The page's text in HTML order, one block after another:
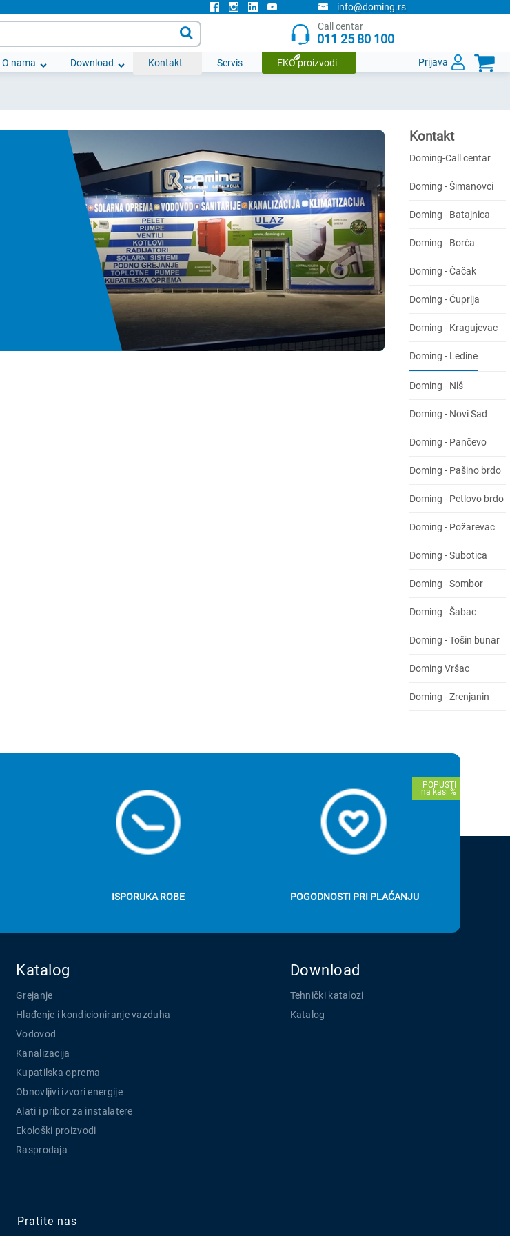
info@doming.rs
Call centar
011 25 80 100
Prijava
O nama Download Kontakt Servis EKO proizvodi 

Kontakt
Doming-Call centar
Doming - Šimanovci
Doming - Batajnica
Doming - Borča
Doming - Čačak
Doming - Ćuprija
Doming - Kragujevac
Doming - Ledine
Doming - Niš
Doming - Novi Sad
Doming - Pančevo
Doming - Pašino brdo
Doming - Petlovo brdo
Doming - Požarevac
Doming - Subotica
Doming - Sombor
Doming - Šabac
Doming - Tošin bunar
Doming Vršac
Doming - Zrenjanin
ISPORUKA ROBE POGODNOSTI PRI PLAĆANJU
Katalog
Grejanje
Hlađenje i kondicioniranje vazduha
Vodovod
Kanalizacija
Kupatilska oprema
Obnovljivi izvori energije
Alati i pribor za instalatere
Ekološki proizvodi
Rasprodaja
Download
Tehnički katalozi
Katalog
Pratite nas